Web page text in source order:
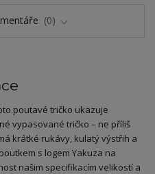
0
poutavé tričko ukazuje
vypasované tričko – ne příliš
krátké rukávy, kulatý výstřih a
s logem Yakuza na
našim specifikacím velikostí a